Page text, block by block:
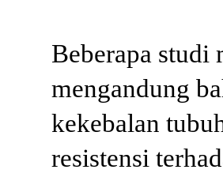
Beberapa
mengandung
kekebalan
resistensi